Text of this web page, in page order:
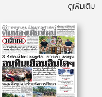
ดูเพิ่มเติม